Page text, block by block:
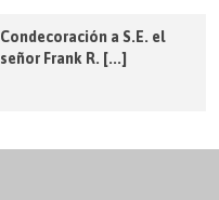
Condecoración a S.E. el
señor Frank R. [...]